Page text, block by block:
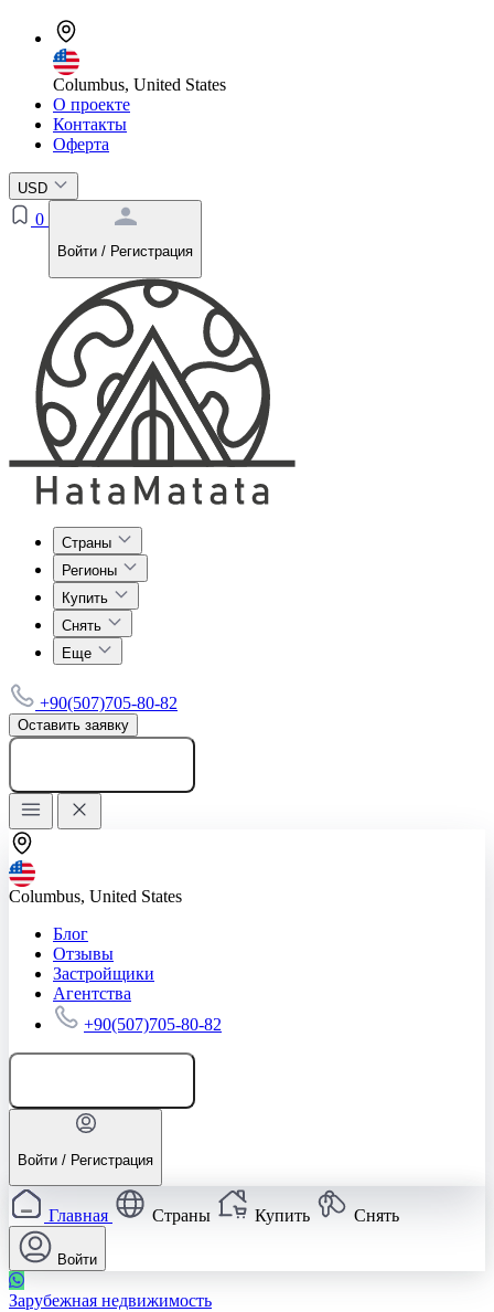
Columbus, United States
О проекте
Контакты
Оферта
USD
0
Войти / Регистрация
Страны
Регионы
Купить
Снять
Еще
+90(507)705-80-82
Оставить заявку
Columbus, United States
Блог
Отзывы
Застройщики
Агентства
+90(507)705-80-82
Войти / Регистрация
Главная Страны Купить Снять
Войти
Зарубежная недвижимость